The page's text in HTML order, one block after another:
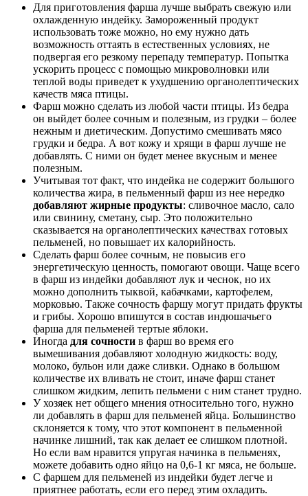
Для приготовления фарша лучше выбрать свежую или
охлажденную индейку. Замороженный продукт
использовать тоже можно, но ему нужно дать
возможность оттаять в естественных условиях, не
подвергая его резкому перепаду температур. Попытка
ускорить процесс с помощью микроволновки или
теплой воды приведет к ухудшению органолептических
качеств мяса птицы.
Фарш можно сделать из любой части птицы. Из бедра
он выйдет более сочным и полезным, из грудки – более
нежным и диетическим. Допустимо смешивать мясо
грудки и бедра. А вот кожу и хрящи в фарш лучше не
добавлять. С ними он будет менее вкусным и менее
полезным.
Учитывая тот факт, что индейка не содержит большого
количества жира, в пельменный фарш из нее нередко
добавляют жирные продукты: сливочное масло, сало
или свинину, сметану, сыр. Это положительно
сказывается на органолептических качествах готовых
пельменей, но повышает их калорийность.
Сделать фарш более сочным, не повысив его
энергетическую ценность, помогают овощи. Чаще всего
в фарш из индейки добавляют лук и чеснок, но их
можно дополнить тыквой, кабачками, картофелем,
морковью. Также сочность фаршу могут придать фрукты
и грибы. Хорошо впишутся в состав индюшачьего
фарша для пельменей тертые яблоки.
Иногда для сочности в фарш во время его
вымешивания добавляют холодную жидкость: воду,
молоко, бульон или даже сливки. Однако в большом
количестве их вливать не стоит, иначе фарш станет
слишком жидким, лепить пельмени с ним станет трудно.
У хозяек нет общего мнения относительно того, нужно
ли добавлять в фарш для пельменей яйца. Большинство
склоняется к тому, что этот компонент в пельменной
начинке лишний, так как делает ее слишком плотной.
Но если вам нравится упругая начинка в пельменях,
можете добавить одно яйцо на 0,6-1 кг мяса, не больше.
С фаршем для пельменей из индейки будет легче и
приятнее работать, если его перед этим охладить.